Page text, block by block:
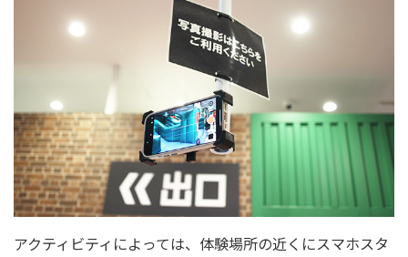
アクティビティによっては、体験場所の近くにスマホスタ